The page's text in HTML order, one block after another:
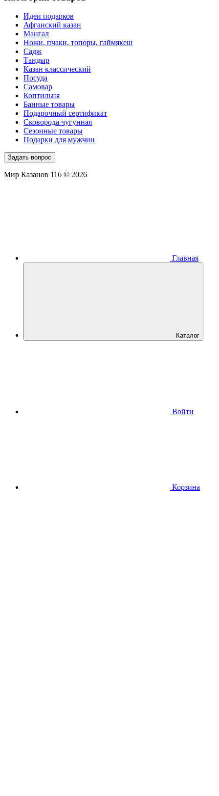
Идеи подарков
Афганский казан
Мангал
Ножи, пчаки, топоры, гаймякеш
Садж
Тандыр
Казан классический
Посуда
Самовар
Коптильня
Банные товары
Подарочный сертификат
Сковорода чугунная
Сезонные товары
Подарки для мужчин
Задать вопрос
Мир Казанов 116 © 2026
Главная
Каталог
Войти
Корзина